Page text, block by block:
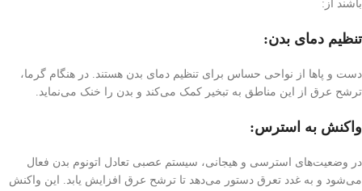
باشند از:
تنظیم دمای بدن:
دست و پاها از نواحی حساس برای تنظیم دمای بدن هستند. در هنگام گرما،
ترشح عرق از این مناطق به تبخیر کمک می‌کند و بدن را خنک می‌نماید.
واکنش به استرس:
در وضعیت‌های استرسی و هیجانی، سیستم عصبی تعادل اتونوم بدن فعال
می‌شود و به غدد تعرق دستور می‌دهد تا ترشح عرق افزایش یابد. این واکنش